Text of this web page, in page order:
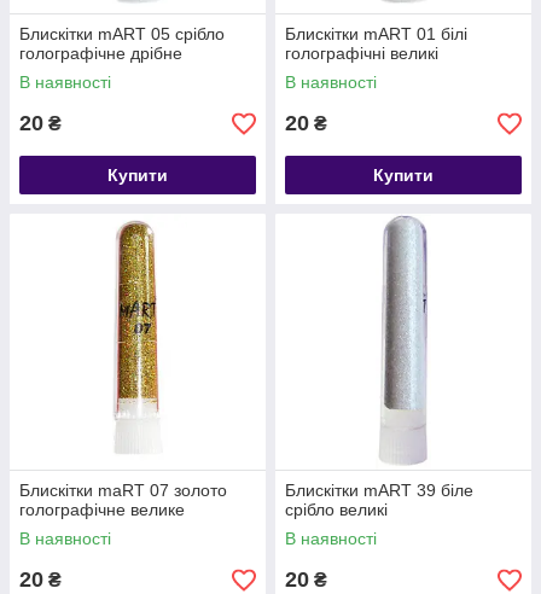
Блискітки mART 05 срібло
голографічне дрібне
В наявності
20 ₴
Купити
Блискітки mART 01 білі
голографічні великі
В наявності
20 ₴
Купити
Блискітки maRT 07 золото
голографічне велике
В наявності
20 ₴
Блискітки mART 39 біле
срібло великі
В наявності
20 ₴